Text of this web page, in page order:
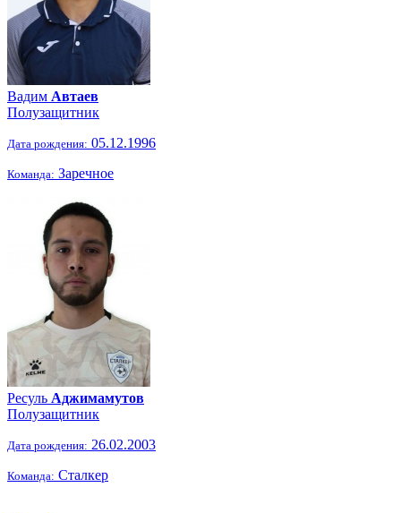
Вадим Автаев
Полузащитник
Дата рождения: 05.12.1996
Команда: Заречное
Ресуль Аджимамутов
Полузащитник
Дата рождения: 26.02.2003
Команда: Сталкер